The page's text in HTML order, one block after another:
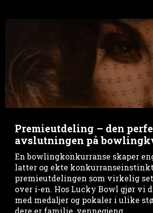
Premieutdeling – den
avslutningen på
En bowlingkonkurranse skaper
latter og ekte
premieutdelingen som virkelig
over i-en. Hos Lucky Bowl gjør vi
med medaljer og pokaler i ulike
dere er familie, vennegjeng...